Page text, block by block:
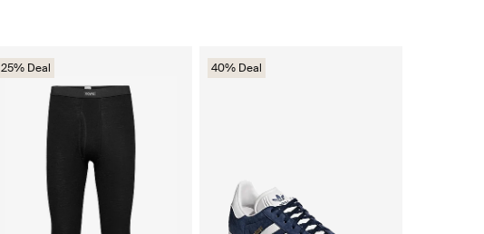
25% Deal 40% Deal